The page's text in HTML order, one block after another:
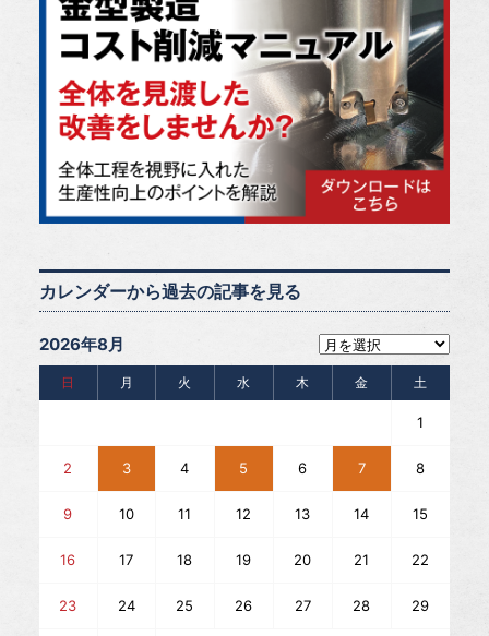
カレンダーから過去の記事を見る
2026年8月
日 月 火 水 木 金 土
1
2 3 4 5 6 7 8
9 10 11 12 13 14 15
16 17 18 19 20 21 22
23 24 25 26 27 28 29